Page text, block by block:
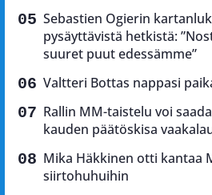
Sebastien Ogierin
pysäyttävistä hetkistä:
suuret puut edessämme”
Valtteri Bottas nappasi
Rallin MM-taistelu voi
kauden päätöskisa
Mika Häkkinen otti kantaa
siirtohuhuihin